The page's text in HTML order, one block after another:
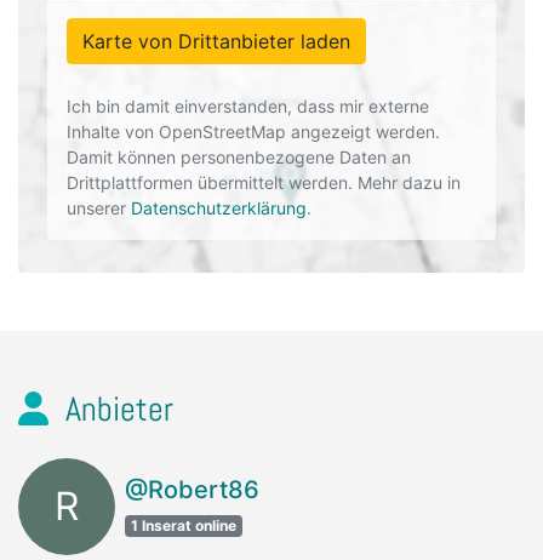
Karte von Drittanbieter laden
Ich bin damit einverstanden, dass mir externe
Inhalte von OpenStreetMap angezeigt werden.
Damit können personenbezogene Daten an
Drittplattformen übermittelt werden. Mehr dazu in
unserer Datenschutzerklärung.
Anbieter
R @Robert86
1 Inserat online